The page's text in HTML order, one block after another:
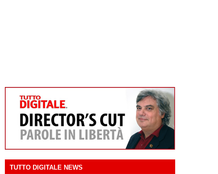
TUTTO DIGITALE NEWS